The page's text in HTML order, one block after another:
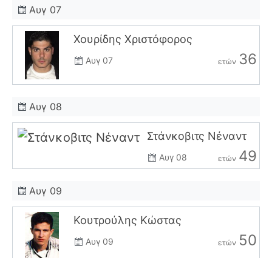
Αυγ 07
Χουρίδης Χριστόφορος
Αυγ 07 ετών 36
Αυγ 08
Στάνκοβιτς Νέναντ
Αυγ 08 ετών 49
Αυγ 09
Κουτρούλης Κώστας
Αυγ 09 ετών 50